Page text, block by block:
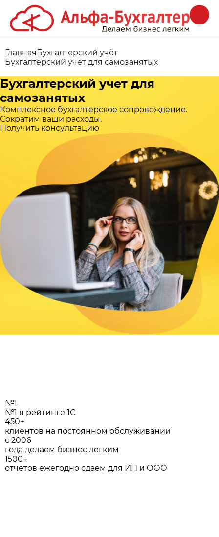
Главная Бухгалтерский учёт
Бухгалтерский учет для самозанятых
Бухгалтерский учет для
самозанятых
Комплексное бухгалтерское сопровождение.
Сократим ваши расходы.
Получить консультацию
№1
№1 в рейтинге 1С
450+
клиентов на постоянном обслуживании
с 2006
года делаем бизнес легким
1500+
отчетов ежегодно сдаем для ИП и ООО